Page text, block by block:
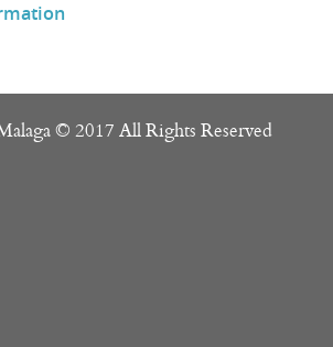
© 2017 All Rights Reserved